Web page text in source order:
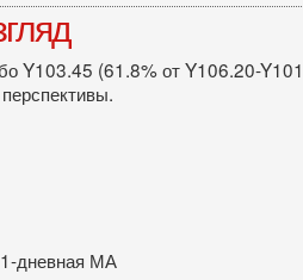
Y103.45 (61.8% от Y106.20-
дневная МА